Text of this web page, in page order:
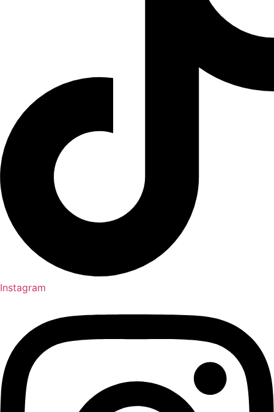
Instagram